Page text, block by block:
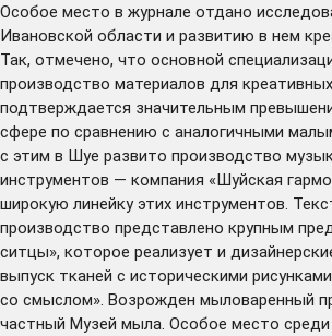
Особое место в журнале отдано
Ивановской области и развитию в нем
Так, отмечено, что основной
производство материалов для
подтверждается значительным
сфере по сравнению с аналогичными
с этим в Шуе развито производство
инструментов — компания «Шуйская
широкую линейку этих инструментов.
производство представлено крупным
ситцы», которое реализует и
выпуск тканей с историческими
со смыслом». Возрожден мыловаренный
частный Музей мыла. Особое место